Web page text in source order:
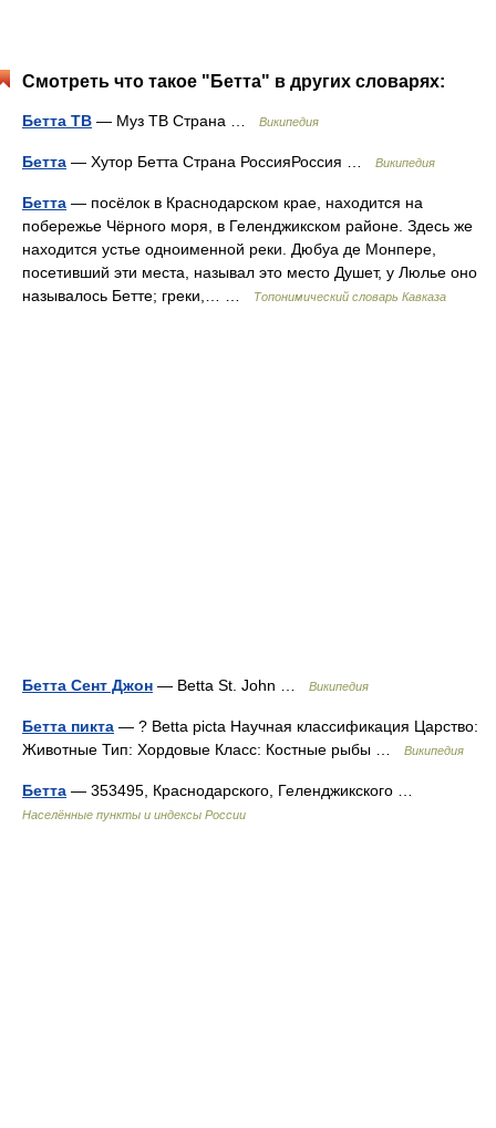
Смотреть что такое "Бетта" в других словарях:
Бетта ТВ — Муз ТВ Страна … Википедия
Бетта — Хутор Бетта Страна РоссияРоссия … Википедия
Бетта — посёлок в Краснодарском крае, находится на
побережье Чёрного моря, в Геленджикском районе. Здесь же
находится устье одноименной реки. Дюбуа де Монпере,
посетивший эти места, называл это место Душет, у Люлье оно
называлось Бетте; греки,… …
Топонимический словарь Кавказа
Бетта Сент Джон — Betta St. John … Википедия
Бетта пикта — ? Betta picta Научная классификация Царство:
Животные Тип: Хордовые Класс: Костные рыбы …
Википедия
Бетта — 353495, Краснодарского, Геленджикского …
Населённые пункты и индексы России